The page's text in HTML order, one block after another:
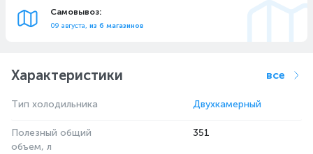
Самовывоз:
09 августа, из 6 магазинов
Характеристики все
Тип холодильника Двухкамерный
Полезный общий
объем, л
351